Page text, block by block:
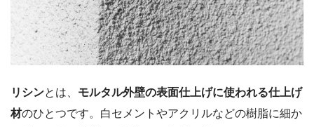
リシンとは、 モルタル外壁の表面仕上げに使われる仕上げ
材のひとつです。白セメントやアクリルなどの樹脂に細か